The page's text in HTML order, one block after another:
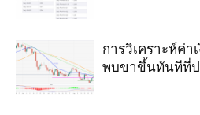
การวิเคราะห์ค่า
พบขาขึ้นทันทีที่ป